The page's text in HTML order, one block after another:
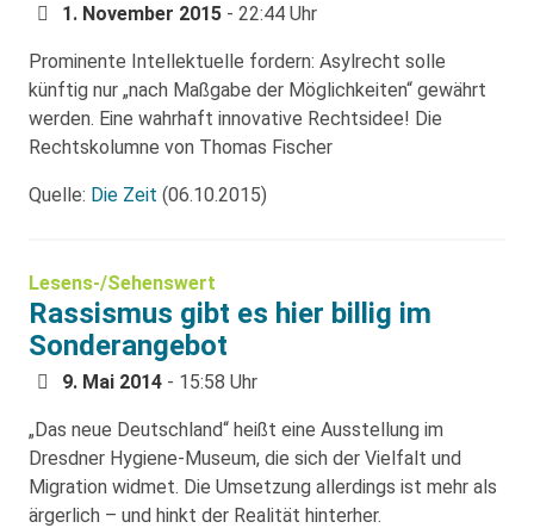
1. November 2015 - 22:44 Uhr
Prominente Intellektuelle fordern: Asylrecht solle
künftig nur „nach Maßgabe der Möglichkeiten“ gewährt
werden. Eine wahrhaft innovative Rechtsidee! Die
Rechtskolumne von Thomas Fischer
Quelle: Die Zeit (06.10.2015)
Lesens-/Sehenswert
Rassismus gibt es hier billig im
Sonderangebot
9. Mai 2014 - 15:58 Uhr
„Das neue Deutschland“ heißt eine Ausstellung im
Dresdner Hygiene-Museum, die sich der Vielfalt und
Migration widmet. Die Umsetzung allerdings ist mehr als
ärgerlich – und hinkt der Realität hinterher.